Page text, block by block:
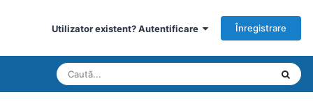
Utilizator existent? Autentificare Înregistrare